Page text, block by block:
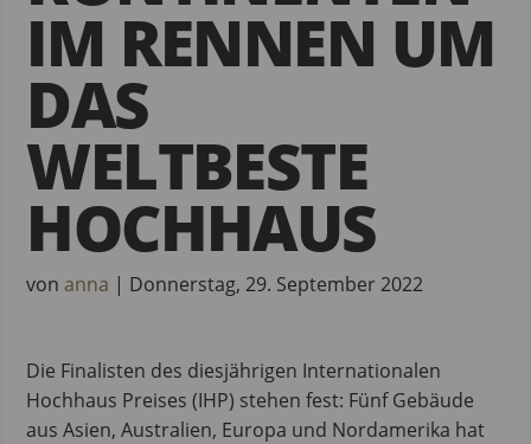
IM RENNEN UM
DAS
WELTBESTE
HOCHHAUS
von anna | Donnerstag, 29. September 2022
Die Finalisten des diesjährigen Internationalen
Hochhaus Preises (IHP) stehen fest: Fünf Gebäude
aus Asien, Australien, Europa und Nordamerika hat